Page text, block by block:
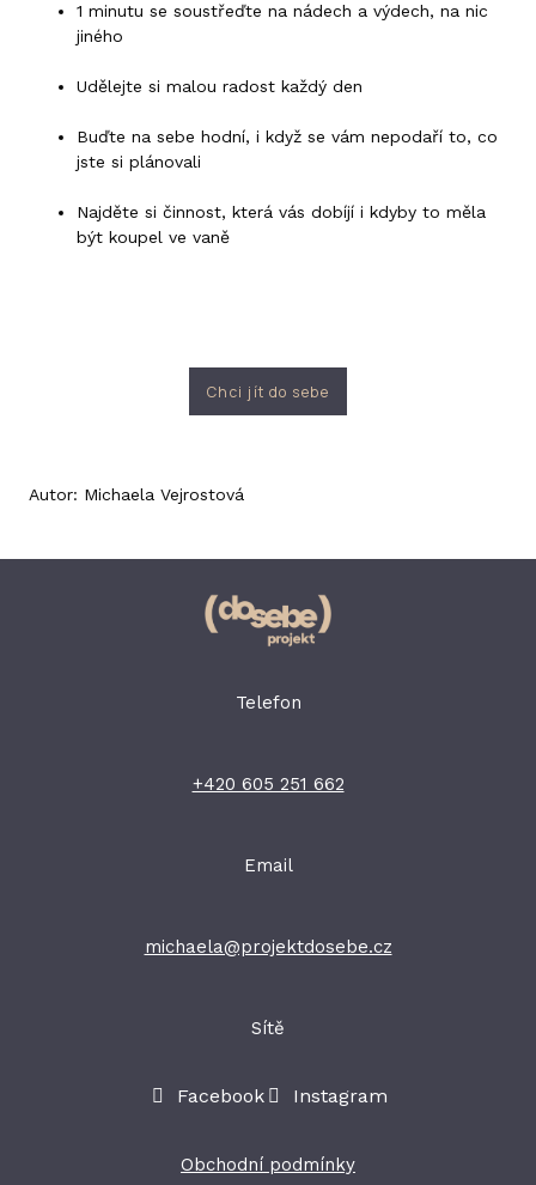
1 minutu se soustřeďte na nádech a výdech, na nic
jiného
Udělejte si malou radost každý den
Buďte na sebe hodní, i když se vám nepodaří to, co
jste si plánovali
Najděte si činnost, která vás dobíjí i kdyby to měla
být koupel ve vaně
Chci jít do sebe
Autor: Michaela Vejrostová
Telefon
+420 605 251 662
Email
michaela@projektdosebe.cz
Sítě
Facebook Instagram
Obchodní podmínky